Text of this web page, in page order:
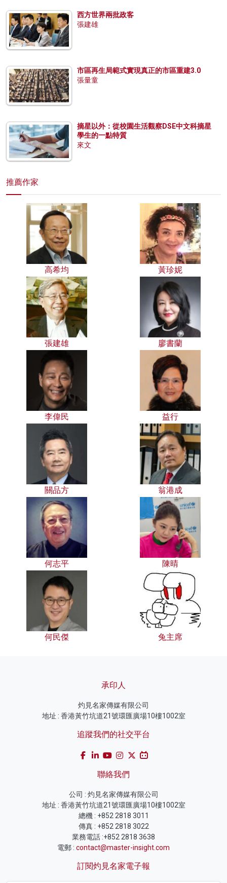
西方世界兩批政客
張建雄
市區再生局範式實現真正的市區重建3.0
張量童
摘星以外：從校園生活觀察DSE中文科摘星
學生的一點特質
來文
推薦作家
高希均 黃珍妮
張建雄 廖書蘭
李偉民 益行
關品方 翁港成
何志平 陳晴
何民傑 兔主席
承印人
灼見名家傳媒有限公司
地址 : 香港黃竹坑道21號環匯廣場10樓1002室
追蹤我們的社交平台
聯絡我們
公司 : 灼見名家傳媒有限公司
地址 : 香港黃竹坑道21號環匯廣場10樓1002室
總機 : +852 2818 3011
傳真 : +852 2818 3022
業務電話 :+852 2818 3638
電郵 : contact@master-insight.com
訂閱灼見名家電子報